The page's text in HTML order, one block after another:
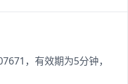
，有效期为5分钟，